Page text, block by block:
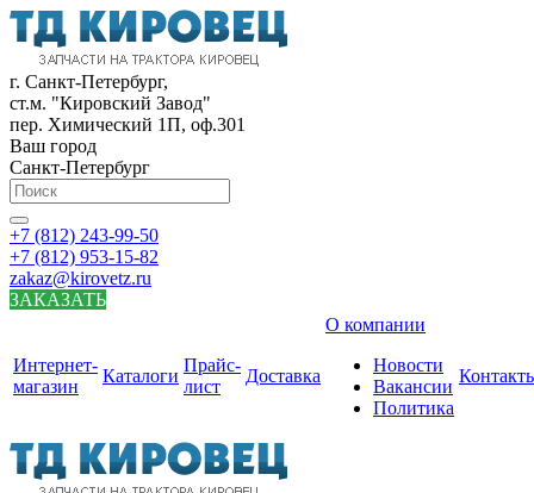
г. Санкт-Петербург,
ст.м. "Кировский Завод"
пер. Химический 1П, оф.301
Ваш город
Санкт-Петербург
+7 (812) 243-99-50
+7 (812) 953-15-82
zakaz@kirovetz.ru
ЗАКАЗАТЬ
Интернет-
магазин
Каталоги
Прайс-
лист
Доставка
О компании
Новости
Вакансии
Политика